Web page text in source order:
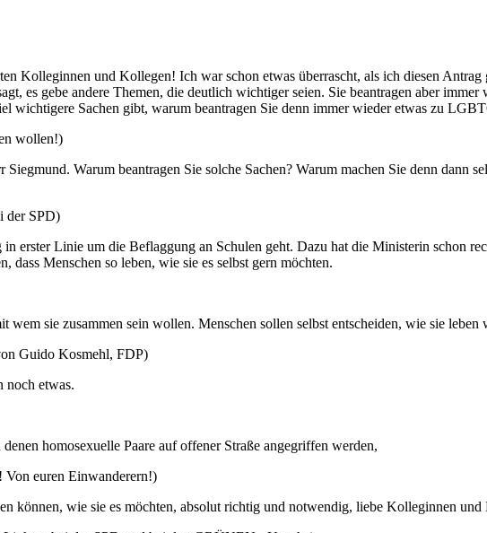
Kolleginnen und Kollegen! Ich war schon etwas überrascht, als ich diesen
es gebe andere Themen, die deutlich wichtiger seien. Sie beantragen aber
wichtigere Sachen gibt, warum beantragen Sie denn immer wieder etwas zu
wollen!)
Warum beantragen Sie solche Sachen? Warum machen Sie denn dann
der SPD)
erster Linie um die Beflaggung an Schulen geht. Dazu hat die Ministerin schon
dass Menschen so leben, wie sie es selbst gern möchten.
wem sie zusammen sein wollen. Menschen sollen selbst entscheiden, wie sie leben
Guido Kosmehl, FDP)
noch etwas.
homosexuelle Paare auf offener Straße angegriffen werden,
euren Einwanderern!)
können, wie sie es möchten, absolut richtig und notwendig, liebe Kolleginnen und